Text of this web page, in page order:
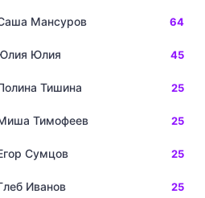
Мансуров 64
Юлия 45
Тишина 25
Тимофеев 25
Сумцов 25
Иванов 25